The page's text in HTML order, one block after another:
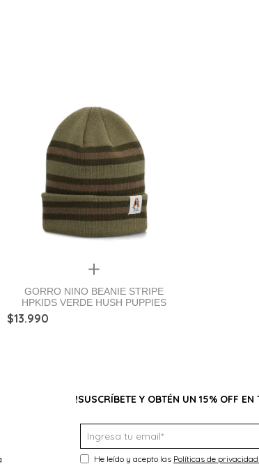
Quickview
GORRO NINO BEANIE STRIPE
HPKIDS VERDE HUSH PUPPIES
$13.990
!SUSCRÍBETE Y OBTÉN UN 15% OFF EN
He leído y acepto las Políticas de